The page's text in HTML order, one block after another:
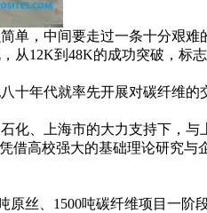
，中间要走过一条十分艰难
从12K到48K的成功突破，标
年代就率先开展对碳纤维的
、上海市的大力支持下，与
高校强大的基础理论研究与
丝、1500吨碳纤维项目一阶